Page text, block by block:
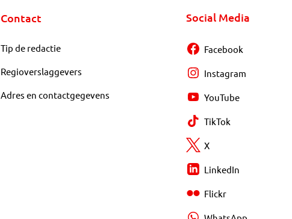
Contact
Tip de redactie
Regioverslaggevers
Adres en contactgegevens
Social Media
Facebook
Instagram
YouTube
TikTok
X
LinkedIn
Flickr